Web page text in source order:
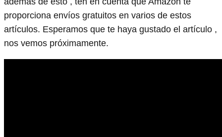
proporciona envíos gratuitos en varios de estos
artículos. Esperamos que te haya gustado el artículo ,
nos vemos próximamente.